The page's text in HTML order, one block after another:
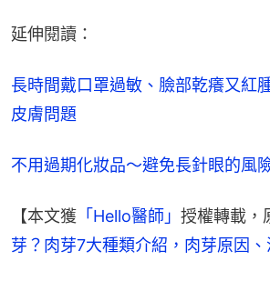
延伸閱讀：
長時間戴口罩過敏、臉部乾癢又紅
皮膚問題
不用過期化妝品～避免長針眼的風
【本文獲 「Hello醫師」 授權轉載，
芽？肉芽7大種類介紹，肉芽原因